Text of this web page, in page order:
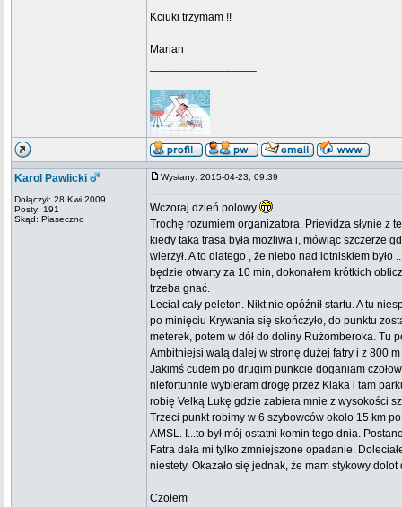
Kciuki trzymam !!
Marian
Karol Pawlicki
Dołączył: 28 Kwi 2009
Posty: 191
Skąd: Piaseczno
Wysłany: 2015-04-23, 09:39
Wczoraj dzień polowy
Trochę rozumiem organizatora. Prievidza słynie z
kiedy taka trasa była możliwa i, mówiąc szczerze
wierzył. A to dlatego , że niebo nad lotniskiem
będzie otwarty za 10 min, dokonałem krótkich
trzeba gnać.
Leciał cały peleton. Nikt nie opóźnił startu. A tu
po minięciu Krywania się skończyło, do punktu
meterek, potem w dół do doliny Rużomberoka. Tu
Ambitniejsi walą dalej w stronę dużej fatry i z 800
Jakimś cudem po drugim punkcie doganiam
niefortunnie wybieram drogę przez Klaka i tam
robię Velką Lukę gdzie zabiera mnie z wysokości
Trzeci punkt robimy w 6 szybowców około 15 km
AMSL. I...to był mój ostatni komin tego dnia.
Fatra dała mi tylko zmniejszone opadanie.
niestety. Okazało się jednak, że mam stykowy
Czołem